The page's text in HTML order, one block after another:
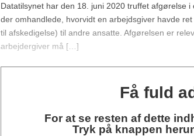
Datatilsynet har den 18. juni 2020 truffet afgørelse
der omhandlede, hvorvidt en arbejdsgiver havde
til afskedigelse) til andre ansatte. Afgørelsen er
arbejdergiver må […]
Få fuld
For at se resten af dette
Tryk på knappen